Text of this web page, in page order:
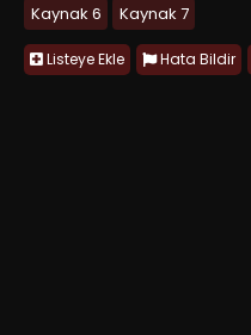
Kaynak 6
Kaynak 7
Listeye Ekle Hata Bildir